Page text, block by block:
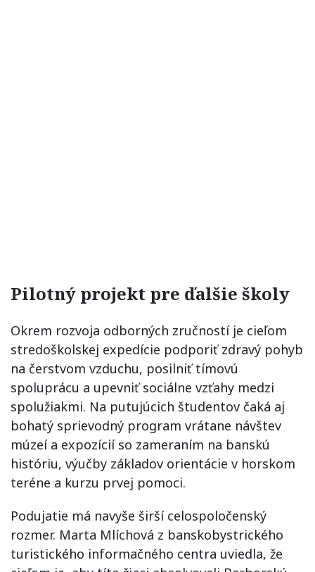
Pilotný projekt pre ďalšie školy
Okrem rozvoja odborných zručností je cieľom
stredoškolskej expedície podporiť zdravý pohyb
na čerstvom vzduchu, posilniť tímovú
spoluprácu a upevniť sociálne vzťahy medzi
spolužiakmi. Na putujúcich študentov čaká aj
bohatý sprievodný program vrátane návštev
múzeí a expozícií so zameraním na banskú
históriu, výučby základov orientácie v horskom
teréne a kurzu prvej pomoci.
Podujatie má navyše širší celospoločenský
rozmer. Marta Mlíchová z banskobystrického
turistického informačného centra uviedla, že